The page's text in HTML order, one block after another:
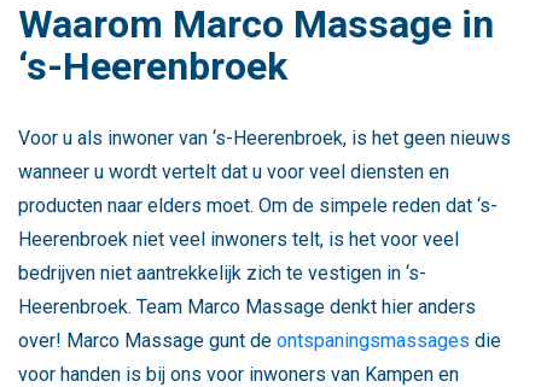
Waarom Marco Massage in
‘s-Heerenbroek
Voor u als inwoner van ‘s-Heerenbroek, is het geen nieuws
wanneer u wordt vertelt dat u voor veel diensten en
producten naar elders moet. Om de simpele reden dat ‘s-
Heerenbroek niet veel inwoners telt, is het voor veel
bedrijven niet aantrekkelijk zich te vestigen in ‘s-
Heerenbroek. Team Marco Massage denkt hier anders
over! Marco Massage gunt de ontspaningsmassages die
voor handen is bij ons voor inwoners van Kampen en